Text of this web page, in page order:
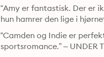
“Amy er fantastisk. Der er
hun hamrer den lige i
“Camden og Indie er
sportsromance.” – UNDER